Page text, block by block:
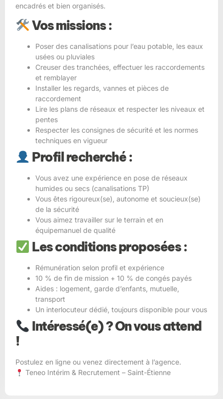
encadrés et bien organisés.
Vos missions :
Poser des canalisations pour l’eau potable, les eaux
usées ou pluviales
Creuser des tranchées, effectuer les raccordements
et remblayer
Installer les regards, vannes et pièces de
raccordement
Lire les plans de réseaux et respecter les niveaux et
pentes
Respecter les consignes de sécurité et les normes
techniques en vigueur
Profil recherché :
Vous avez une expérience en pose de réseaux
humides ou secs (canalisations TP)
Vous êtes rigoureux(se), autonome et soucieux(se)
de la sécurité
Vous aimez travailler sur le terrain et en
équipemanuel de qualité
Les conditions proposées :
Rémunération selon profil et expérience
10 % de fin de mission + 10 % de congés payés
Aides : logement, garde d’enfants, mutuelle,
transport
Un interlocuteur dédié, toujours disponible pour vous
Intéressé(e) ? On vous attend
!
Postulez en ligne ou venez directement à l’agence.
Teneo Intérim & Recrutement – Saint-Étienne